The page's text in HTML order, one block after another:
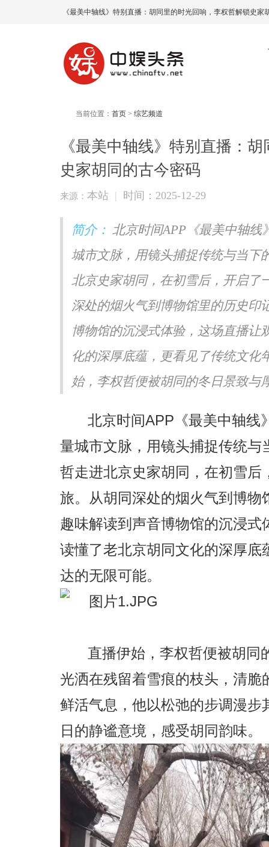
《最美中轴线》特别直播：胡同里的时光回响，李权哲解锁史
当前位置： 首页 > 综艺频道
《最美中轴线》特别直播：
史家胡同的古今密码
来源： 本站 | 时间：2025-12-29
简介： 北京时间APP《最美中轴线
城市文脉，用镜头捕捉传统与当下
北京史家胡同，在初雪后，开启了
深处的烟火气到博物馆里的历史印
博物馆的沉浸式体验，这场直播让
化的深厚底蕴，更看见了传统文化
始，李权哲便被胡同的冬日景致与
北京时间APP《最美中轴线
量城市文脉，用镜头捕捉传统
哲走进北京史家胡同，在初雪
旅。从胡同深处的烟火气到博
趣味解读到声音博物馆的沉浸
读懂了老北京胡同文化的深厚
达的无限可能。
直播伊始，李权哲便被胡同
光洒在残留着雪痕的枝头，清
鲜活气息，他以松弛的步调漫
日的静谧意境，感受胡同韵味。
相湖南卫视跨年演唱会 红
苏有朋《声生不息·华流季》展
音乐素养 《Simon》突破性唱